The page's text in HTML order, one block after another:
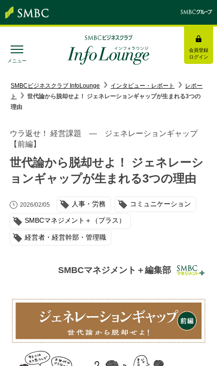
メニュー
会員登録
ログイン
みんなの研修
トピックス＆インフォメーション
お役立ち情報
インタビュー・レポート
連載・コラム
InfoLoungeとは
利用規約
プライバシーポリシー
SMBCビジネスクラブ InfoLounge インタビュー・レポート
レポー
ト
世代論から脱却せよ！ ジェネレーションギャップが生まれる3つの
理由
ウラ返せ！ 経営課題 ― ジェネレーションギャップ
【前編】
世代論から脱却せよ！ ジェネレーシ
ョンギャップが生まれる3つの理由
2026/02/05 人事・労務 コミュニケーション
SMBCマネジメント＋（プラス）
経営者・経営幹部・管理職
SMBCマネジメント＋編集部